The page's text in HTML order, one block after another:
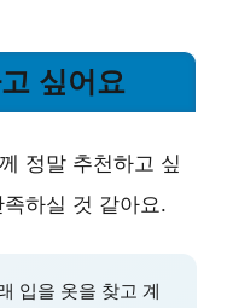
싶어요
정말 추천하고 싶
하실 것 같아요.
입을 옷을 찾고 계